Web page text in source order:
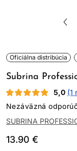
Oficiálna distribúcia
Subrina
5,0 (1
Nezáväzná
SUBRINA
13.90 €